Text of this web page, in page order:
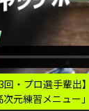
・プロ選手輩出
元練習メニュー｣